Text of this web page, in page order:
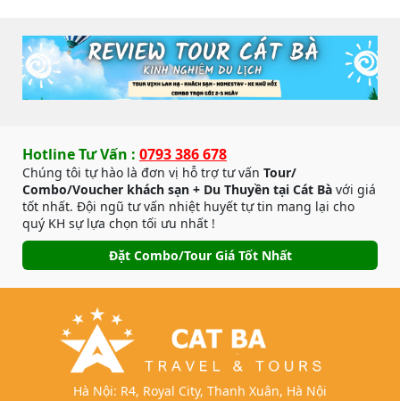
Hotline Tư Vấn : 0793 386 678
Chúng tôi tự hào là đơn vị hỗ trợ tư vấn Tour/
Combo/Voucher khách sạn + Du Thuyền tại Cát Bà với giá
tốt nhất. Đội ngũ tư vấn nhiệt huyết tự tin mang lại cho
quý KH sự lựa chọn tối ưu nhất !
Đặt Combo/Tour Giá Tốt Nhất
Hà Nội: R4, Royal City, Thanh Xuân, Hà Nội